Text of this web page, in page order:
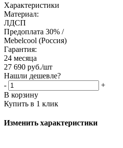
Характеристики
Материал:
ЛДСП
Предоплата 30% /
Mebelcool (Россия)
Гарантия:
24 месяца
27 690 руб./шт
Нашли дешевле?
-
+
В корзину
Купить в 1 клик
Изменить характеристики